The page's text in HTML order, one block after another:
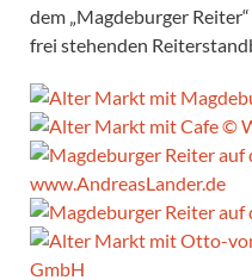
dem „Magdeburger
frei stehenden